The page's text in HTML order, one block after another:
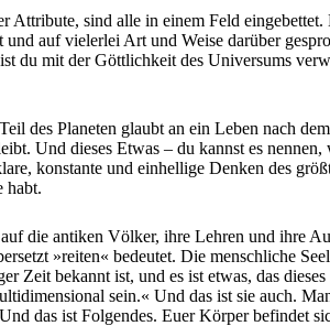
sind alle in einem Feld
auf vielerlei Art und Weise darüber
du mit der Göttlichkeit des Universums
des Planeten glaubt an ein Leben nach
Und dieses Etwas – du kannst es
konstante und einhellige Denken des
habt.
die antiken Völker, ihre Lehren und ihre
»reiten« bedeutet. Die menschliche
Zeit bekannt ist, und es ist etwas, das
sein.« Und das ist sie auch.
das ist Folgendes. Euer Körper befindet